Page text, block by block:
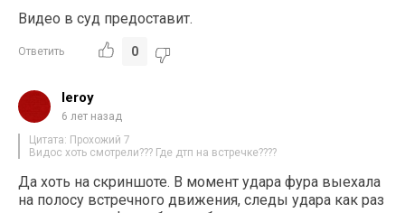
Видео в суд предоставит.
Ответить 0
leroy
6 лет назад
Цитата: Прохожий 7
Видос хоть смотрели??? Где дтп на встречке????
Да хоть на скриншоте. В момент удара фура выехала
на полосу встречного движения, следы удара как раз